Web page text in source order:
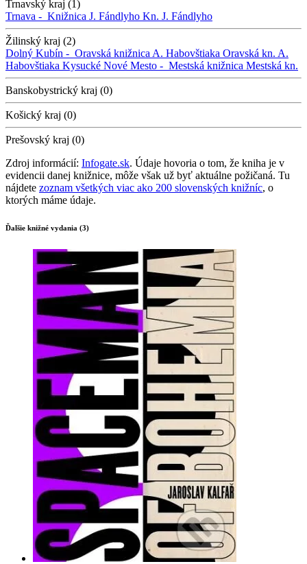
Trnavský kraj (1)
Trnava - Knižnica J. Fándlyho Kn. J. Fándlyho
Žilinský kraj (2)
Dolný Kubín - Oravská knižnica A. Habovštiaka Oravská kn. A.
Habovštiaka Kysucké Nové Mesto - Mestská knižnica Mestská kn.
Banskobystrický kraj (0)
Košický kraj (0)
Prešovský kraj (0)
Zdroj informácií: Infogate.sk. Údaje hovoria o tom, že kniha je v
evidencii danej knižnice, môže však už byť aktuálne požičaná. Tu
nájdete zoznam všetkých viac ako 200 slovenských knižníc, o
ktorých máme údaje.
Ďalšie knižné vydania (3)